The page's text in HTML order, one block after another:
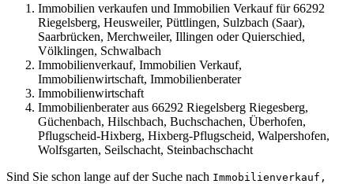
Immobilien verkaufen und Immobilien Verkauf für 66292
Riegelsberg, Heusweiler, Püttlingen, Sulzbach (Saar),
Saarbrücken, Merchweiler, Illingen oder Quierschied,
Völklingen, Schwalbach
Immobilienverkauf, Immobilien Verkauf,
Immobilienwirtschaft, Immobilienberater
Immobilienwirtschaft
Immobilienberater aus 66292 Riegelsberg Riegesberg,
Güchenbach, Hilschbach, Buchschachen, Überhofen,
Pflugscheid-Hixberg, Hixberg-Pflugscheid, Walpershofen,
Wolfsgarten, Seilschacht, Steinbachschacht
Sind Sie schon lange auf der Suche nach Immobilienverkauf,